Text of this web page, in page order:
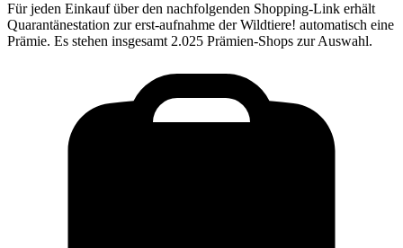
Für jeden Einkauf über den nachfolgenden Shopping-Link erhält
Quarantänestation zur erst-aufnahme der Wildtiere! automatisch eine
Prämie. Es stehen insgesamt 2.025 Prämien-Shops zur Auswahl.